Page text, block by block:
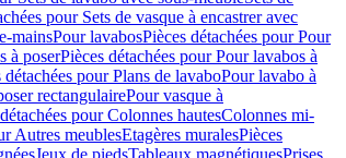
pour Sets de vasque à encastrer avec
mainsPour lavabosPièces détachées pour Pour
à poserPièces détachées pour Pour lavabos à
détachées pour Plans de lavaboPour lavabo à
rectangulairePour vasque à
pour Colonnes hautesColonnes mi-
Autres meublesEtagères muralesPièces
Jeux de piedsTableaux magnétiquesPrises